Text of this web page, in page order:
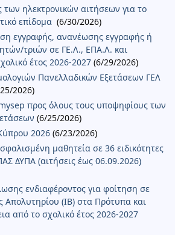
ηλεκτρονικών αιτήσεων για το
επίδομα (6/30/2026)
εγγραφής, ανανέωσης εγγραφής ή
τριών σε ΓΕ.Λ., ΕΠΑ.Λ. και
έτος 2026-2027 (6/29/2026)
Πανελλαδικών Εξετάσεων ΓΕΛ
2026)
προς όλους τους υποψηφίους των
(6/25/2026)
2026 (6/23/2026)
μαθητεία σε 36 ειδικότητες
ΔΥΠΑ (αιτήσεις έως 06.09.2026)
ενδιαφέροντος για φοίτηση σε
Απολυτηρίου (IB) στα Πρότυπα και
από το σχολικό έτος 2026-2027